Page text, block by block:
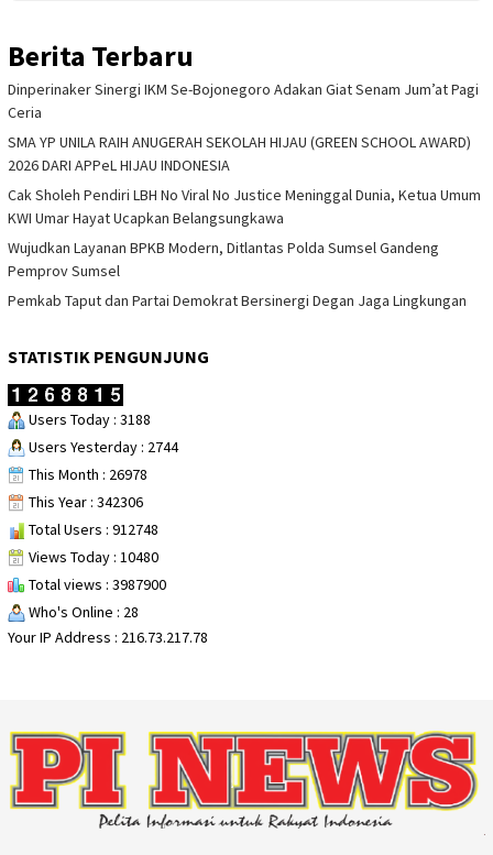
Berita Terbaru
Dinperinaker Sinergi IKM Se-Bojonegoro Adakan Giat Senam Jum’at Pagi
Ceria
SMA YP UNILA RAIH ANUGERAH SEKOLAH HIJAU (GREEN SCHOOL AWARD)
2026 DARI APPeL HIJAU INDONESIA
Cak Sholeh Pendiri LBH No Viral No Justice Meninggal Dunia, Ketua Umum
KWI Umar Hayat Ucapkan Belangsungkawa
Wujudkan Layanan BPKB Modern, Ditlantas Polda Sumsel Gandeng
Pemprov Sumsel
Pemkab Taput dan Partai Demokrat Bersinergi Degan Jaga Lingkungan
STATISTIK PENGUNJUNG
Users Today : 3188
Users Yesterday : 2744
This Month : 26978
This Year : 342306
Total Users : 912748
Views Today : 10480
Total views : 3987900
Who's Online : 28
Your IP Address : 216.73.217.78